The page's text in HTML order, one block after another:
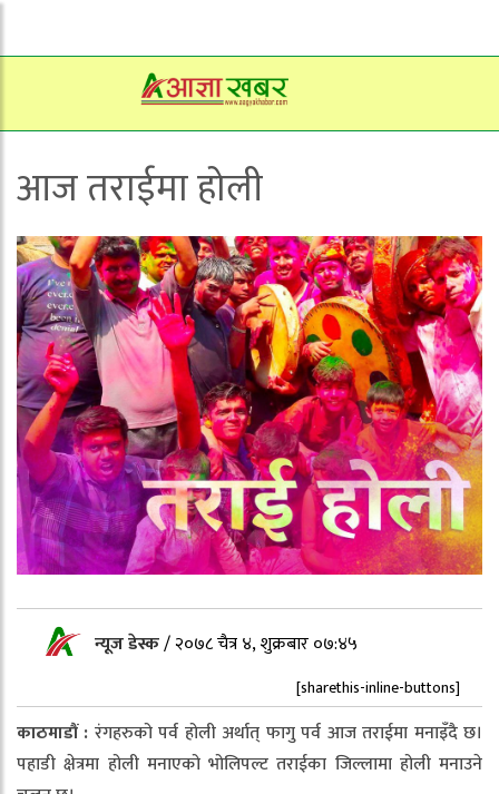
आज तराईमा होली
न्यूज डेस्क/२०७८ चैत्र ४, शुक्रबार ०७:४५
[sharethis-inline-buttons]
काठमाडौं : रंगहरुको पर्व होली अर्थात् फागु पर्व आज तराईमा मनाइँदै छ।
पहाडी क्षेत्रमा होली मनाएको भोलिपल्ट तराईका जिल्लामा होली मनाउने